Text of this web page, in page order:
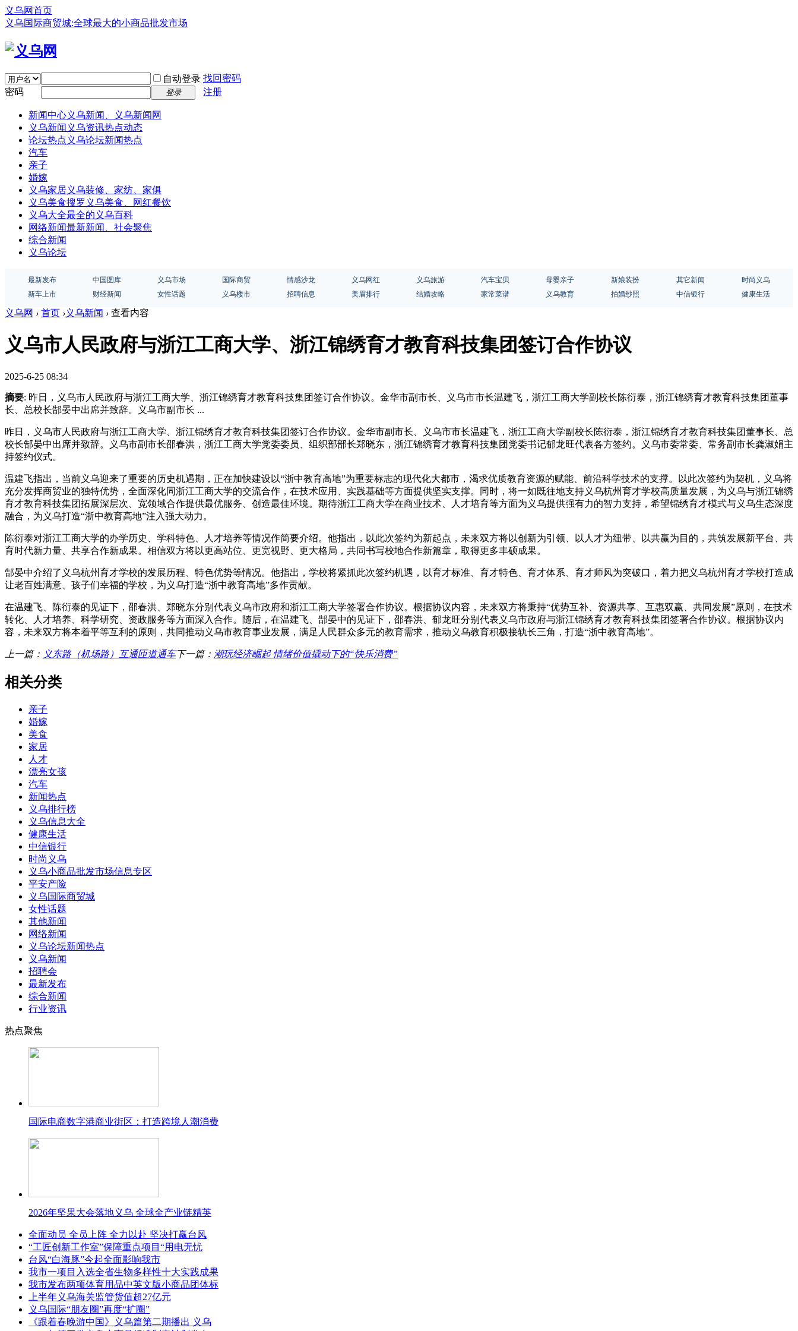
义乌网首页
义乌国际商贸城:全球最大的小商品批发市场
自动登录 找回密码
密码
登录 注册
新闻中心义乌新闻、义乌新闻网
义乌新闻 义乌资讯热点动态
论坛热点 义乌论坛新闻热点
汽车
亲子
婚嫁
义乌家居义乌装修、家纺、家俱
义乌美食搜罗义乌美食、网红餐饮
义乌大全最全的义乌百科
网络新闻最新新闻、社会聚焦
综合新闻
义乌论坛
最新发布 中国图库 义乌市场 国际商贸 情感沙龙 义乌网红 义乌旅游 汽车宝贝 母婴亲子 新娘装扮 其它新闻
时尚义乌
新车上市
财经新闻 女性话题 义乌楼市 招聘信息 美眉排行 结婚攻略 家常菜谱 义乌教育 拍婚纱照 中信银行 健康生活
义乌网 › 首页 ›义乌新闻 › 查看内容
义乌市人民政府与浙江工商大学、浙江锦绣育才教育科技集团签订合作协议
2025-6-25 08:34
摘要: 昨日，义乌市人民政府与浙江工商大学、浙江锦绣育才教育科技集团签订合作协议。金华市副市长、义乌市市长温建飞，浙江工商大学副校长陈衍泰，浙江锦绣育才教育科技集团董事
长、总校长郜晏中出席并致辞。义乌市副市长 ...
昨日，义乌市人民政府与浙江工商大学、浙江锦绣育才教育科技集团签订合作协议。金华市副市长、义乌市市长温建飞，浙江工商大学副校长陈衍泰，浙江锦绣育才教育科技集团董事长、总
校长郜晏中出席并致辞。义乌市副市长邵春洪，浙江工商大学党委委员、组织部部长郑晓东，浙江锦绣育才教育科技集团党委书记郁龙旺代表各方签约。义乌市委常委、常务副市长龚淑娟主
持签约仪式。
温建飞指出，当前义乌迎来了重要的历史机遇期，正在加快建设以“浙中教育高地”为重要标志的现代化大都市，渴求优质教育资源的赋能、前沿科学技术的支撑。以此次签约为契机，义乌将
充分发挥商贸业的独特优势，全面深化同浙江工商大学的交流合作，在技术应用、实践基础等方面提供坚实支撑。同时，将一如既往地支持义乌杭州育才学校高质量发展，为义乌与浙江锦绣
育才教育科技集团拓展深层次、宽领域合作提供最优服务、创造最佳环境。期待浙江工商大学在商业技术、人才培育等方面为义乌提供强有力的智力支持，希望锦绣育才模式与义乌生态深度
融合，为义乌打造“浙中教育高地”注入强大动力。
陈衍泰对浙江工商大学的办学历史、学科特色、人才培养等情况作简要介绍。他指出，以此次签约为新起点，未来双方将以创新为引领、以人才为纽带、以共赢为目的，共筑发展新平台、共
育时代新力量、共享合作新成果。相信双方将以更高站位、更宽视野、更大格局，共同书写校地合作新篇章，取得更多丰硕成果。
郜晏中介绍了义乌杭州育才学校的发展历程、特色优势等情况。他指出，学校将紧抓此次签约机遇，以育才标准、育才特色、育才体系、育才师风为突破口，着力把义乌杭州育才学校打造成
让老百姓满意、孩子们幸福的学校，为义乌打造“浙中教育高地”多作贡献。
在温建飞、陈衍泰的见证下，邵春洪、郑晓东分别代表义乌市政府和浙江工商大学签署合作协议。根据协议内容，未来双方将秉持“优势互补、资源共享、互惠双赢、共同发展”原则，在技术
转化、人才培养、科学研究、资政服务等方面深入合作。随后，在温建飞、郜晏中的见证下，邵春洪、郁龙旺分别代表义乌市政府与浙江锦绣育才教育科技集团签署合作协议。根据协议内
容，未来双方将本着平等互利的原则，共同推动义乌市教育事业发展，满足人民群众多元的教育需求，推动义乌教育积极接轨长三角，打造“浙中教育高地”。
上一篇： 义东路（机场路）互通匝道通车下一篇： 潮玩经济崛起 情绪价值撬动下的“快乐消费”
相关分类
亲子
婚嫁
美食
家居
人才
漂亮女孩
汽车
新闻热点
义乌排行榜
义乌信息大全
健康生活
中信银行
时尚义乌
义乌小商品批发市场信息专区
平安产险
义乌国际商贸城
女性话题
其他新闻
网络新闻
义乌论坛新闻热点
义乌新闻
招聘会
最新发布
综合新闻
行业资讯
热点聚焦
国际电商数字港商业街区：打造跨境人潮消费
2026年坚果大会落地义乌 全球全产业链精英
全面动员 全员上阵 全力以赴 坚决打赢台风
“工匠创新工作室”保障重点项目“用电无忧
台风“白海豚”今起全面影响我市
我市一项目入选全省生物多样性十大实践成果
我市发布两项体育用品中英文版小商品团体标
上半年义乌海关监管货值超27亿元
义乌国际“朋友圈”再度“扩圈”
《跟着春晚游中国》义乌篇第二期播出 义乌